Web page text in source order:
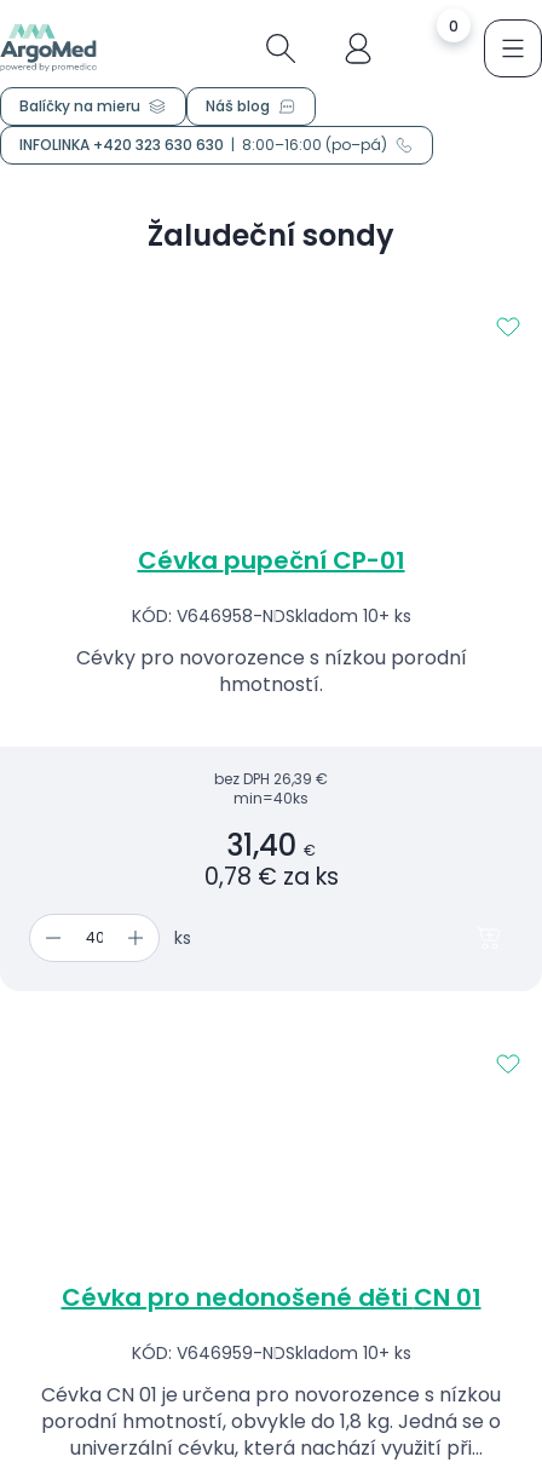
0
Balíčky na mieru
Náš blog
INFOLINKA +420 323 630 630 | 8:00–16:00 (po–pá)
Žaludeční sondy
Cévka pupeční CP-01
KÓD: V646958-NDSkladom 10+ ks
Cévky pro novorozence s nízkou porodní
hmotností.
bez DPH 26,39 €
min=40ks
31,40 €
0,78 € za ks
ks
Cévka pro nedonošené děti CN 01
KÓD: V646959-NDSkladom 10+ ks
Cévka CN 01 je určena pro novorozence s nízkou
porodní hmotností, obvykle do 1,8 kg. Jedná se o
univerzální cévku, která nachází využití při